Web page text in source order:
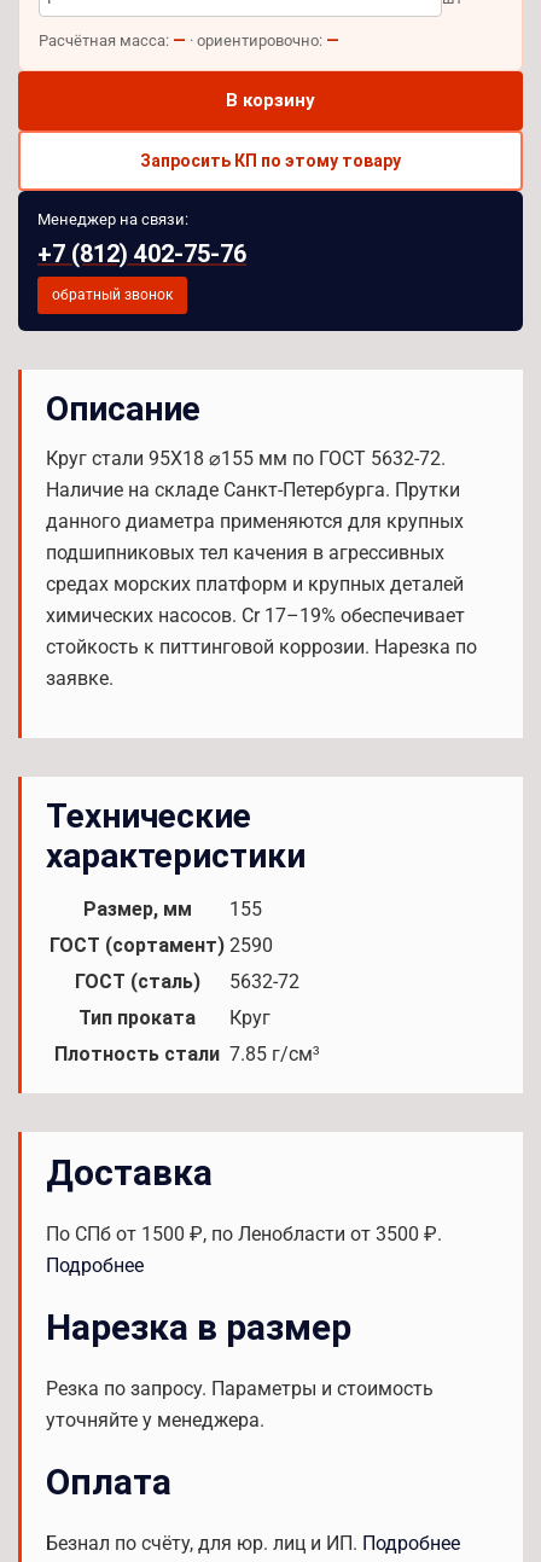
Расчётная масса: — · ориентировочно: —
В корзину
Запросить КП по этому товару
Менеджер на связи:
+7 (812) 402-75-76
обратный звонок
Описание
Круг стали 95Х18 ⌀155 мм по ГОСТ 5632-72.
Наличие на складе Санкт-Петербурга. Прутки
данного диаметра применяются для крупных
подшипниковых тел качения в агрессивных
средах морских платформ и крупных деталей
химических насосов. Cr 17–19% обеспечивает
стойкость к питтинговой коррозии. Нарезка по
заявке.
Технические
характеристики
Размер, мм
155
ГОСТ (сортамент) 2590
ГОСТ (сталь)
5632-72
Тип проката
Круг
Плотность стали 7.85 г/см³
Доставка
По СПб от 1500 ₽, по Ленобласти от 3500 ₽.
Подробнее
Нарезка в размер
Резка по запросу. Параметры и стоимость
уточняйте у менеджера.
Оплата
Безнал по счёту, для юр. лиц и ИП. Подробнее